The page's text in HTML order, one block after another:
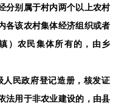
分别属于村内两个以上农村
各该农村集体经济组织或者
）农民集体所有的，由乡
民政府登记造册，核发证
法用于非农业建设的，由县